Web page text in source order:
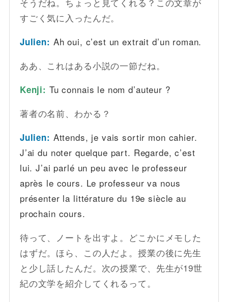
すごく気に入ったんだ。
Julien: Ah oui, c’est un extrait d’un roman.
ああ、これはある小説の一節だね。
Kenji: Tu connais le nom d’auteur ?
著者の名前、わかる？
Julien: Attends, je vais sortir mon cahier.
J’ai du noter quelque part. Regarde, c’est
lui. J’ai parlé un peu avec le professeur
après le cours. Le professeur va nous
présenter la littérature du 19e siècle au
prochain cours.
待って、ノートを出すよ。どこかにメモした
はずだ。ほら、この人だよ。授業の後に先生
と少し話したんだ。次の授業で、先生が19世
紀の文学を紹介してくれるって。